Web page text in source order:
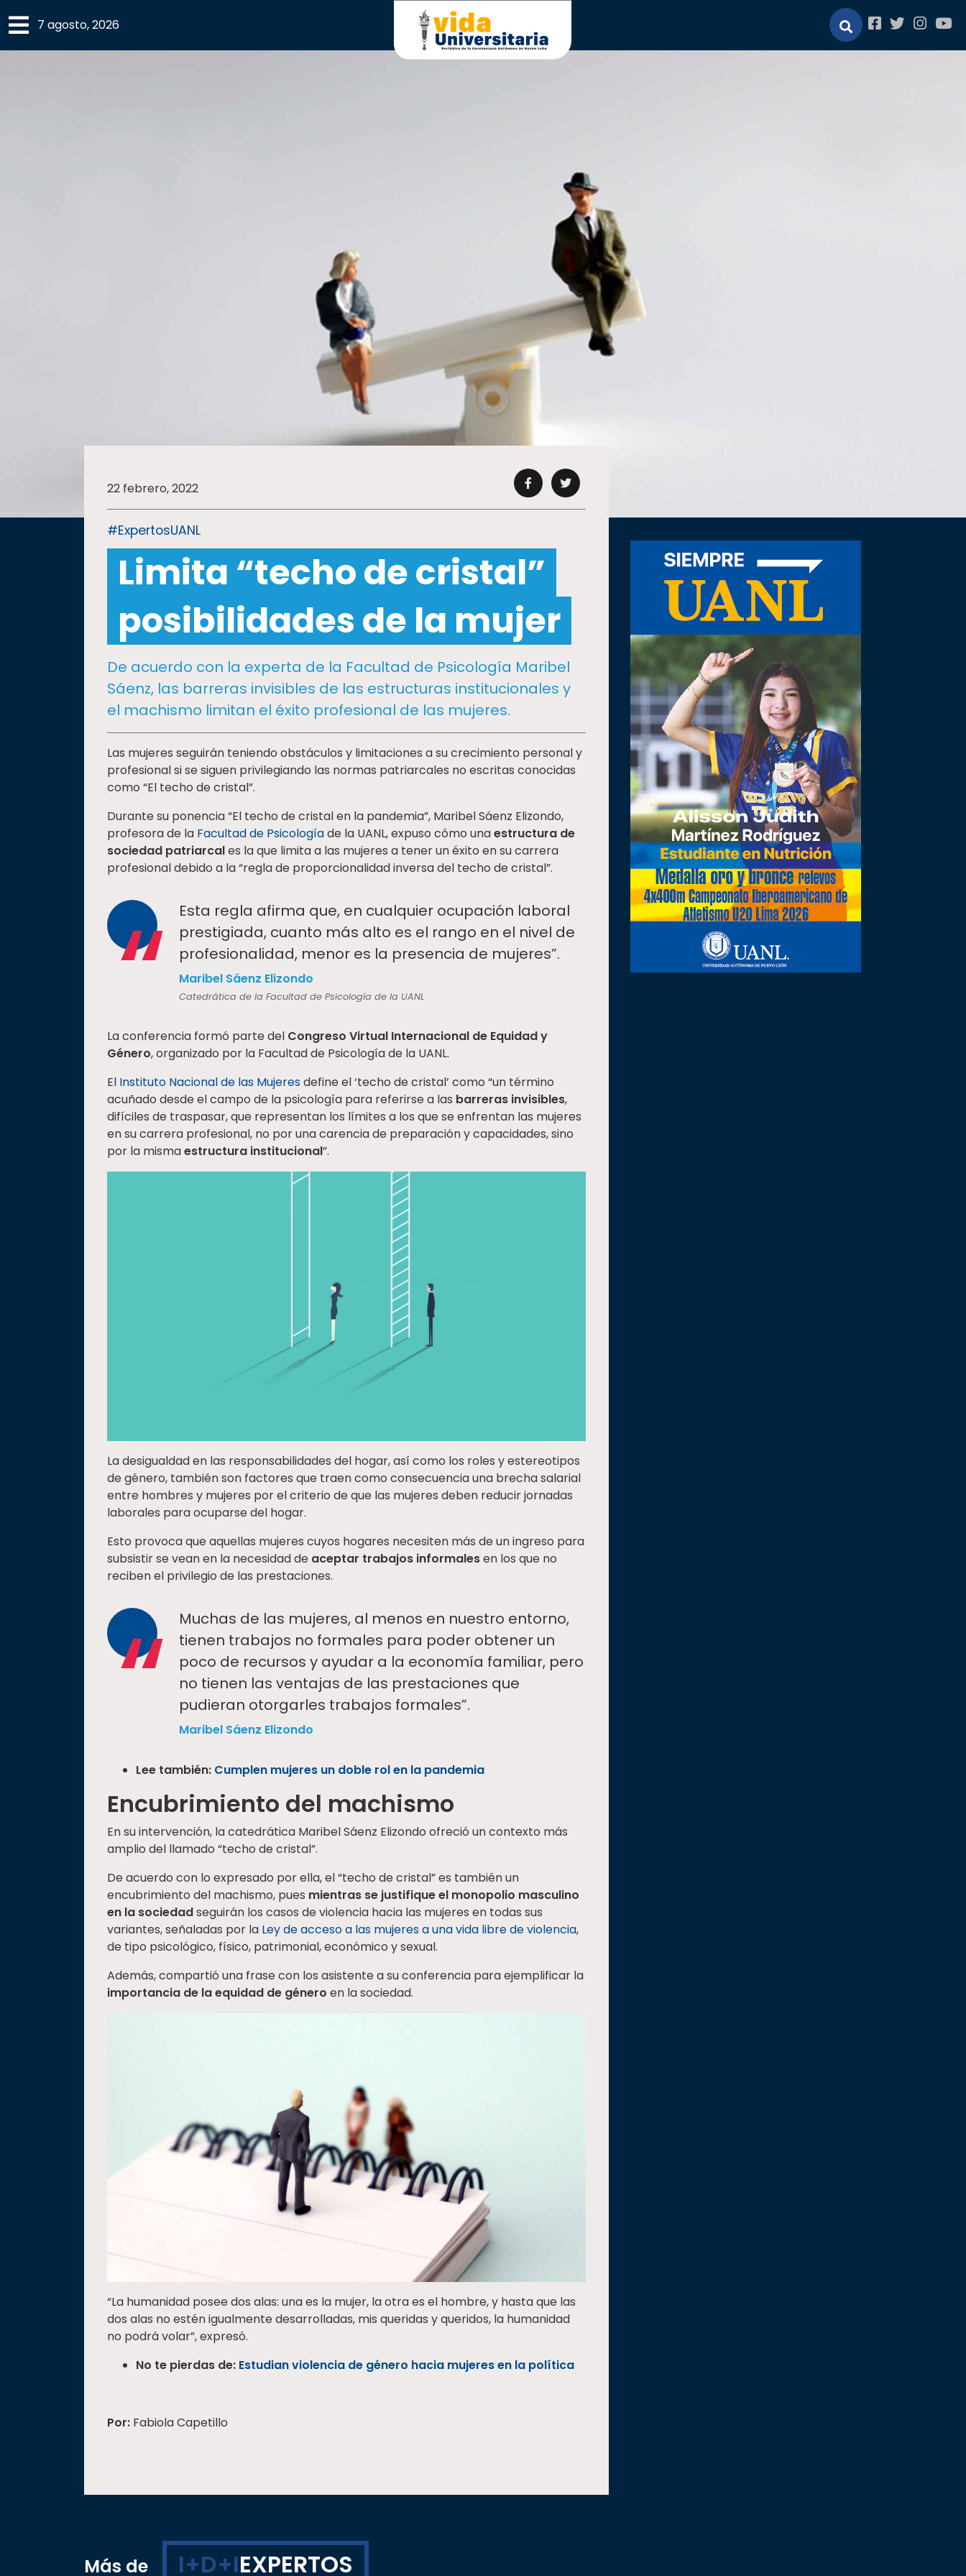
×
educativa
Internacionalización
7 agosto, 2026
22 febrero, 2022
#ExpertosUANL
Limita “techo de cristal”
posibilidades de la mujer
De acuerdo con la experta de la Facultad de Psicología Maribel
Sáenz, las barreras invisibles de las estructuras institucionales y
el machismo limitan el éxito profesional de las mujeres.
Las mujeres seguirán teniendo obstáculos y limitaciones a su crecimiento personal y
profesional si se siguen privilegiando las normas patriarcales no escritas conocidas
como “El techo de cristal”.
Durante su ponencia “El techo de cristal en la pandemia”, Maribel Sáenz Elizondo,
profesora de la Facultad de Psicologíade la UANL, expuso cómo unaestructura de
sociedad patriarcales la que limita a las mujeres a tener un éxito en su carrera
profesional debido a la “regla de proporcionalidad inversa del techo de cristal”.
“
Esta regla afirma que, en cualquier ocupación laboral
prestigiada, cuanto más alto es el rango en el nivel de
profesionalidad, menor es la presencia de mujeres”.
Maribel Sáenz Elizondo
Catedrática de la Facultad de Psicología de la UANL
La conferencia formó parte del Congreso Virtual Internacional de Equidad y
Género, organizado por la Facultad de Psicología de la UANL.
El Instituto Nacional de las Mujeresdefine el ‘techo de cristal’ como “un término
acuñado desde el campo de la psicología para referirse a las barreras invisibles,
difíciles de traspasar, que representan los límites a los que se enfrentan las mujeres
en su carrera profesional, no por una carencia de preparación y capacidades, sino
por la mismaestructura institucional”.
La desigualdad en las responsabilidades del hogar, así como los roles y estereotipos
de género, también son factores que traen como consecuencia una brecha salarial
entre hombres y mujeres por el criterio de que las mujeres deben reducir jornadas
laborales para ocuparse del hogar.
Esto provoca que aquellas mujeres cuyos hogares necesiten más de un ingreso para
subsistir se vean en la necesidad de aceptar trabajos informalesen los que no
reciben el privilegio de las prestaciones.
“
Muchas de las mujeres, al menos en nuestro entorno,
tienen trabajos no formales para poder obtener un
poco de recursos y ayudar a la economía familiar, pero
no tienen las ventajas de las prestaciones que
pudieran otorgarles trabajos formales”.
Maribel Sáenz Elizondo
Lee también: Cumplen mujeres un doble rol en la pandemia
Encubrimiento del machismo
En su intervención, la catedrática Maribel Sáenz Elizondo ofreció un contexto más
amplio del llamado “techo de cristal”.
De acuerdo con lo expresado por ella, el “techo de cristal” es también un
encubrimiento del machismo, pues mientras se justifique el monopolio masculino
en la sociedadseguirán los casos de violencia hacia las mujeres en todas sus
variantes, señaladas por la Ley de acceso a las mujeres a una vida libre de violencia,
de tipo psicológico, físico, patrimonial, económico y sexual.
Además, compartió una frase con los asistente a su conferencia para ejemplificar la
importancia de la equidad de género en la sociedad.
“La humanidad posee dos alas: una es la mujer, la otra es el hombre, y hasta que las
dos alas no estén igualmente desarrolladas, mis queridas y queridos, la humanidad
no podrá volar”, expresó.
No te pierdas de: Estudian violencia de género hacia mujeres en la política
Por: Fabiola Capetillo
Más de I+D+IEXPERTOS